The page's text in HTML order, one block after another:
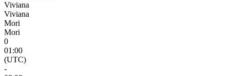
Viviana
Viviana
Mori
Mori
0
01:00
(UTC)
-